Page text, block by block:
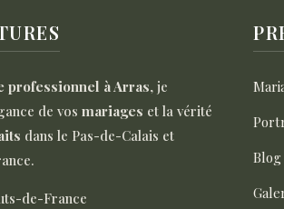
professionnel à Arras, je
de vosmariages et la vérité
dans le Pas-de-Calais et
de-France
Blog